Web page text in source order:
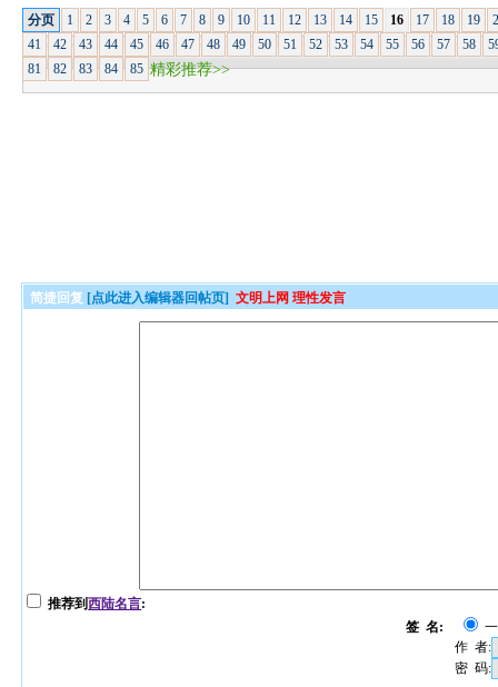
分页 1 2 3 4 5 6 7 8 9 10 11 12 13 14 15 16 17 18 19
41
42 43 44 45 46 47 48 49 50 51 52 53 54 55 56 57 58
81
82 83 84 85 精彩推荐>>
简捷回复 [点此进入编辑器回帖页] 文明上网 理性发言
推荐到西陆名言:
签 名:
作 者:
密 码: